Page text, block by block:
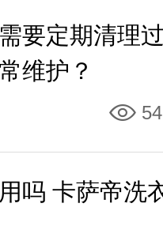
要定期清理
维护？
54
吗 卡萨帝洗